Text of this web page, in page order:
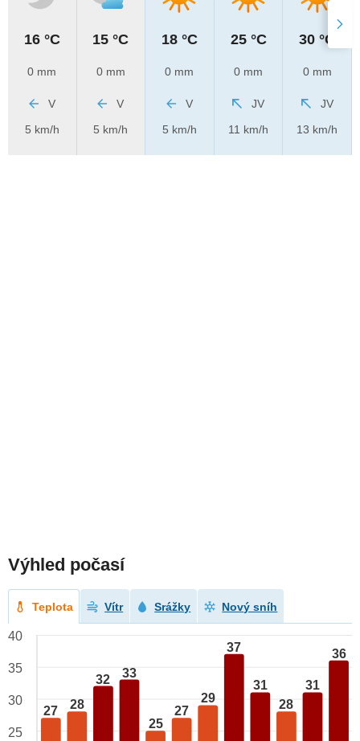
16 °C
0 mm
V
5 km/h
15 °C
0 mm
V
5 km/h
18 °C
0 mm
V
5 km/h
25 °C
0 mm
JV
11 km/h
30 °C
0 mm
JV
13 km/h
Výhled počasí
Teplota Vítr Srážky Nový sníh
27 28
32 33
25
27
29
37
31
28
31
36
40
35
30
25